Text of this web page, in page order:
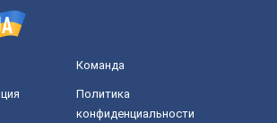
Команда
Политика
конфиденциальности